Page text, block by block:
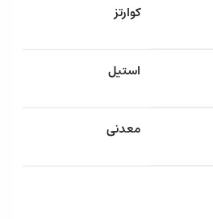
کوارتز
استیل
معدنی